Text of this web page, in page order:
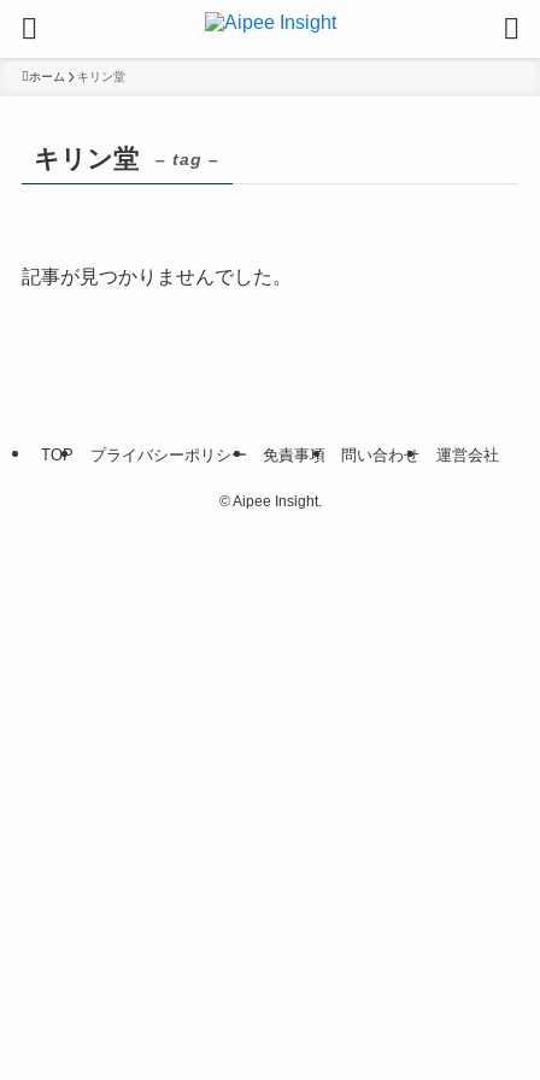
ホーム キリン堂
キリン堂 – tag –
記事が見つかりませんでした。
TOP プライバシーポリシー 免責事項 問い合わせ 運営会社
©Aipee Insight.